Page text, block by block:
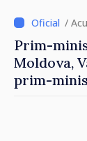
/
Prim-
Moldova,
prim-
al